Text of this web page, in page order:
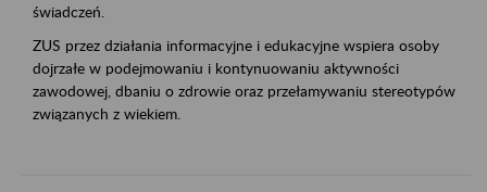
świadczeń.
ZUS przez działania informacyjne i edukacyjne wspiera osoby
dojrzałe w podejmowaniu i kontynuowaniu aktywności
zawodowej, dbaniu o zdrowie oraz przełamywaniu stereotypów
związanych z wiekiem.